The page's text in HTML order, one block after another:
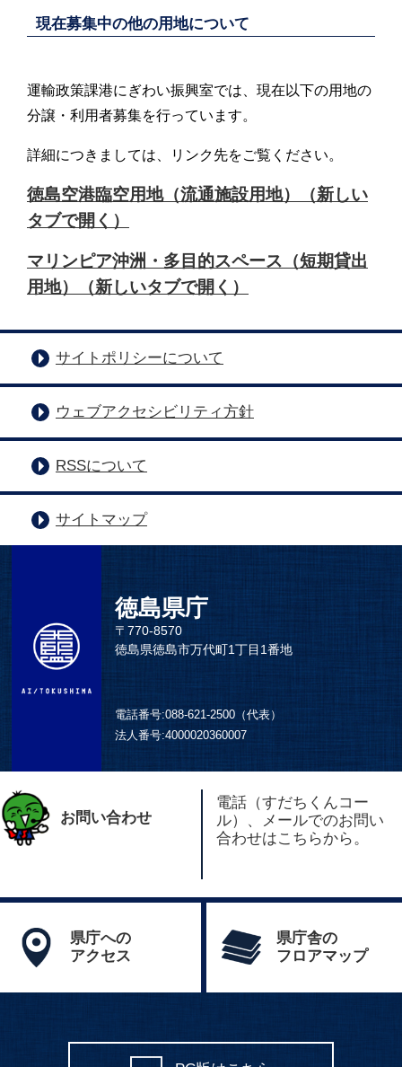
現在募集中の他の用地について
運輸政策課港にぎわい振興室では、現在以下の用地の
分譲・利用者募集を行っています。
詳細につきましては、リンク先をご覧ください。
徳島空港臨空用地（流通施設用地）（新しい
タブで開く）
マリンピア沖洲・多目的スペース（短期貸出
用地）（新しいタブで開く）
サイトポリシーについて
ウェブアクセシビリティ方針
RSSについて
サイトマップ
徳島県庁
〒770-8570
徳島県徳島市万代町1丁目1番地
電話番号:088-621-2500（代表）
法人番号:4000020360007
お問い合わせ
電話（すだちくんコー
ル）、メールでのお問い
合わせはこちらから。
県庁への
アクセス
県庁舎の
フロアマップ